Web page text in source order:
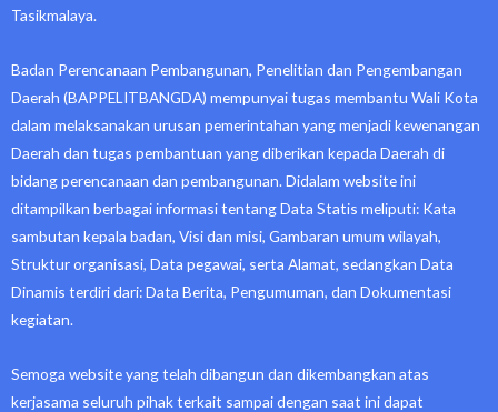
Tasikmalaya.
Badan Perencanaan Pembangunan, Penelitian dan Pengembangan
Daerah (BAPPELITBANGDA) mempunyai tugas membantu Wali Kota
dalam melaksanakan urusan pemerintahan yang menjadi kewenangan
Daerah dan tugas pembantuan yang diberikan kepada Daerah di
bidang perencanaan dan pembangunan. Didalam website ini
ditampilkan berbagai informasi tentang Data Statis meliputi: Kata
sambutan kepala badan, Visi dan misi, Gambaran umum wilayah,
Struktur organisasi, Data pegawai, serta Alamat, sedangkan Data
Dinamis terdiri dari: Data Berita, Pengumuman, dan Dokumentasi
kegiatan.
Semoga website yang telah dibangun dan dikembangkan atas
kerjasama seluruh pihak terkait sampai dengan saat ini dapat